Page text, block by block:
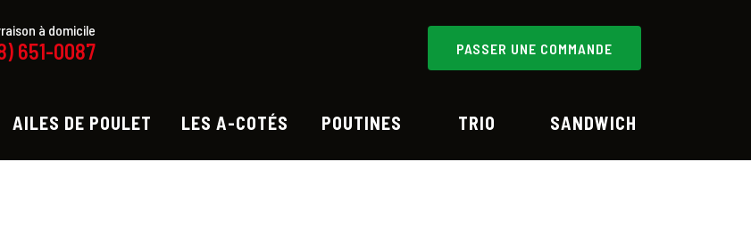
à domicile
651-0087 PASSER UNE COMMANDE
AILES DE POULET LES A-COTÉS POUTINES TRIO SANDWICH